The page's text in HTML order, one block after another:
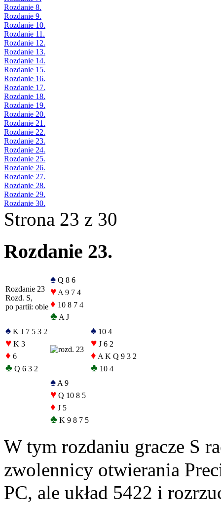
Rozdanie 8.
Rozdanie 9.
Rozdanie 10.
Rozdanie 11.
Rozdanie 12.
Rozdanie 13.
Rozdanie 14.
Rozdanie 15.
Rozdanie 16.
Rozdanie 17.
Rozdanie 18.
Rozdanie 19.
Rozdanie 20.
Rozdanie 21.
Rozdanie 22.
Rozdanie 23.
Rozdanie 24.
Rozdanie 25.
Rozdanie 26.
Rozdanie 27.
Rozdanie 28.
Rozdanie 29.
Rozdanie 30.
Strona 23 z 30
Rozdanie 23.
Rozdanie 23
Rozd. S,
po partii: obie
♠ Q 8 6
♥ A 9 7 4
♦ 10 8 7 4
♣ A J
♠ K J 7 5 3 2
♥ K 3
♦ 6
♣ Q 6 3 2
♠ 10 4
♥ J 6 2
♦ A K Q 9 3 2
♣ 10 4
♠ A 9
♥ Q 10 8 5
♦ J 5
♣ K 9 8 7 5
W tym rozdaniu gracze S
zwolennicy otwierania
PC, ale układ 5422 i